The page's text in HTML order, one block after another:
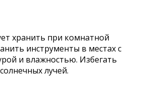
хранить при комнатной
инструменты в местах с
и влажностью. Избегать
лучей.